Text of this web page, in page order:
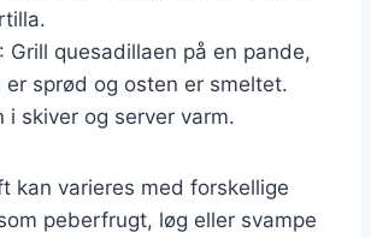
: Grill quesadillaen på en pande,
er sprød og osten er smeltet.
i skiver og server varm.
kan varieres med forskellige
peberfrugt, løg eller svampe